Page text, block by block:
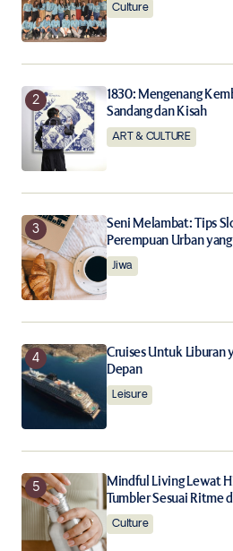
Save my name, email, and
the next time I comment.
Notify me of new posts by email.
Submit Comment
Culture
1830: Mengenang
Sandang dan Kisah
ART & CULTURE
Seni Melambat: Tips
Perempuan Urban
Jiwa
Cruises Untuk Liburan
Depan
Leisure
Mindful Living Lewat
Tumbler Sesuai Ritme
Culture